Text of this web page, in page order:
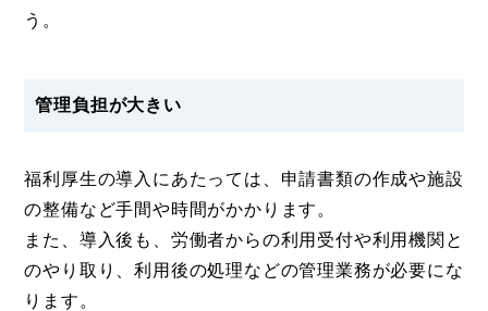
う。
管理負担が大きい
福利厚生の導入にあたっては、申請書類の作成や施設
の整備など手間や時間がかかります。
また、導入後も、労働者からの利用受付や利用機関と
のやり取り、利用後の処理などの管理業務が必要にな
ります。